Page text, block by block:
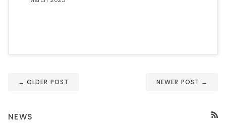
← OLDER POST NEWER POST →
NEWS